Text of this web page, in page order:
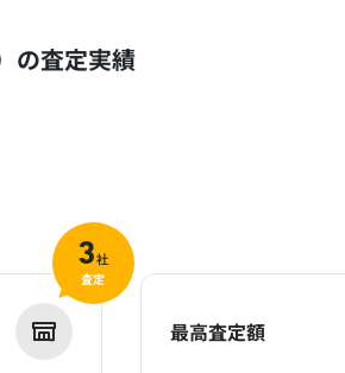
の査定実績
3社
査定
最高査定額